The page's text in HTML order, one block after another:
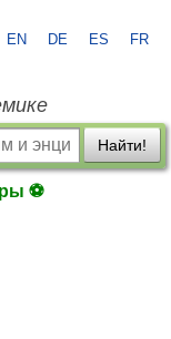
EN DE ES FR
Найти!
⚽